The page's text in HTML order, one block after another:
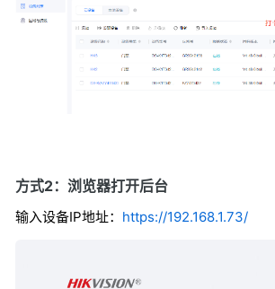
方式2：浏览器打开后台
输入设备IP地址： https://192.168.1.73/